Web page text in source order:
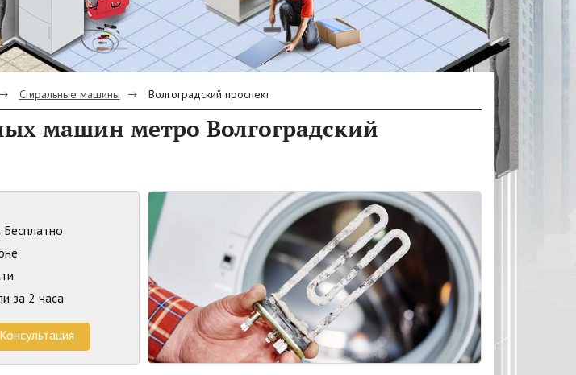
Стиральные машины Волгоградский проспект
машин метро Волгоградский
Бесплатно
за 2 часа
Консультация